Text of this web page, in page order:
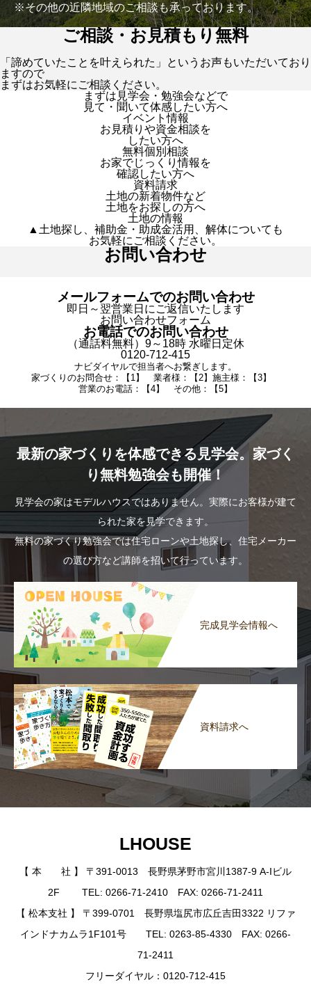
※その他の近隣地域のご相談も承っております。
ご相談・お見積もり無料
「諦めていたことを叶えられた」というお声もいただいており
ますので
まずはお気軽にご相談ください。
まずは見学会・勉強会などで
見て・聞いて体感したい方へ
イベント情報
お見積りや資金相談を
したい方へ
無料個別相談
お家でじっくり情報を
確認したい方へ
資料請求
土地の新着物件など
土地をお探しの方へ
土地の情報
▲土地探し、補助金・助成金活用、解体についても
お気軽にご相談ください。
お問い合わせ
メールフォームでのお問い合わせ
即日～翌営業日にご返信いたします
お問い合わせフォーム
お電話でのお問い合わせ
（通話料無料）9～18時 水曜日定休
0120-712-415
ナビダイヤルで担当者へお繋ぎします。
家づくりのお問合せ：【1】 業者様：【2】施主様：【3】
営業のお電話：【4】 その他：【5】
最新の家づくりを体感できる見学会。家づく
り無料勉強会も開催！
見学会の家はモデルハウスではありません。実際にお客様が建て
られた家を見学できます。
無料の家づくり勉強会では住宅ローンや土地探し、住宅メーカー
の選び方など講師を招いて行っています。
完成見学会情報へ
資料請求へ
LHOUSE
【 本 社 】 〒391-0013 長野県茅野市宮川1387-9 A-Iビル
2F TEL: 0266-71-2410 FAX: 0266-71-2411
【 松本支社 】 〒399-0701 長野県塩尻市広丘吉田3322 リファ
インドナカムラ1F101号 TEL: 0263-85-4330 FAX: 0266-
71-2411
フリーダイヤル：0120-712-415